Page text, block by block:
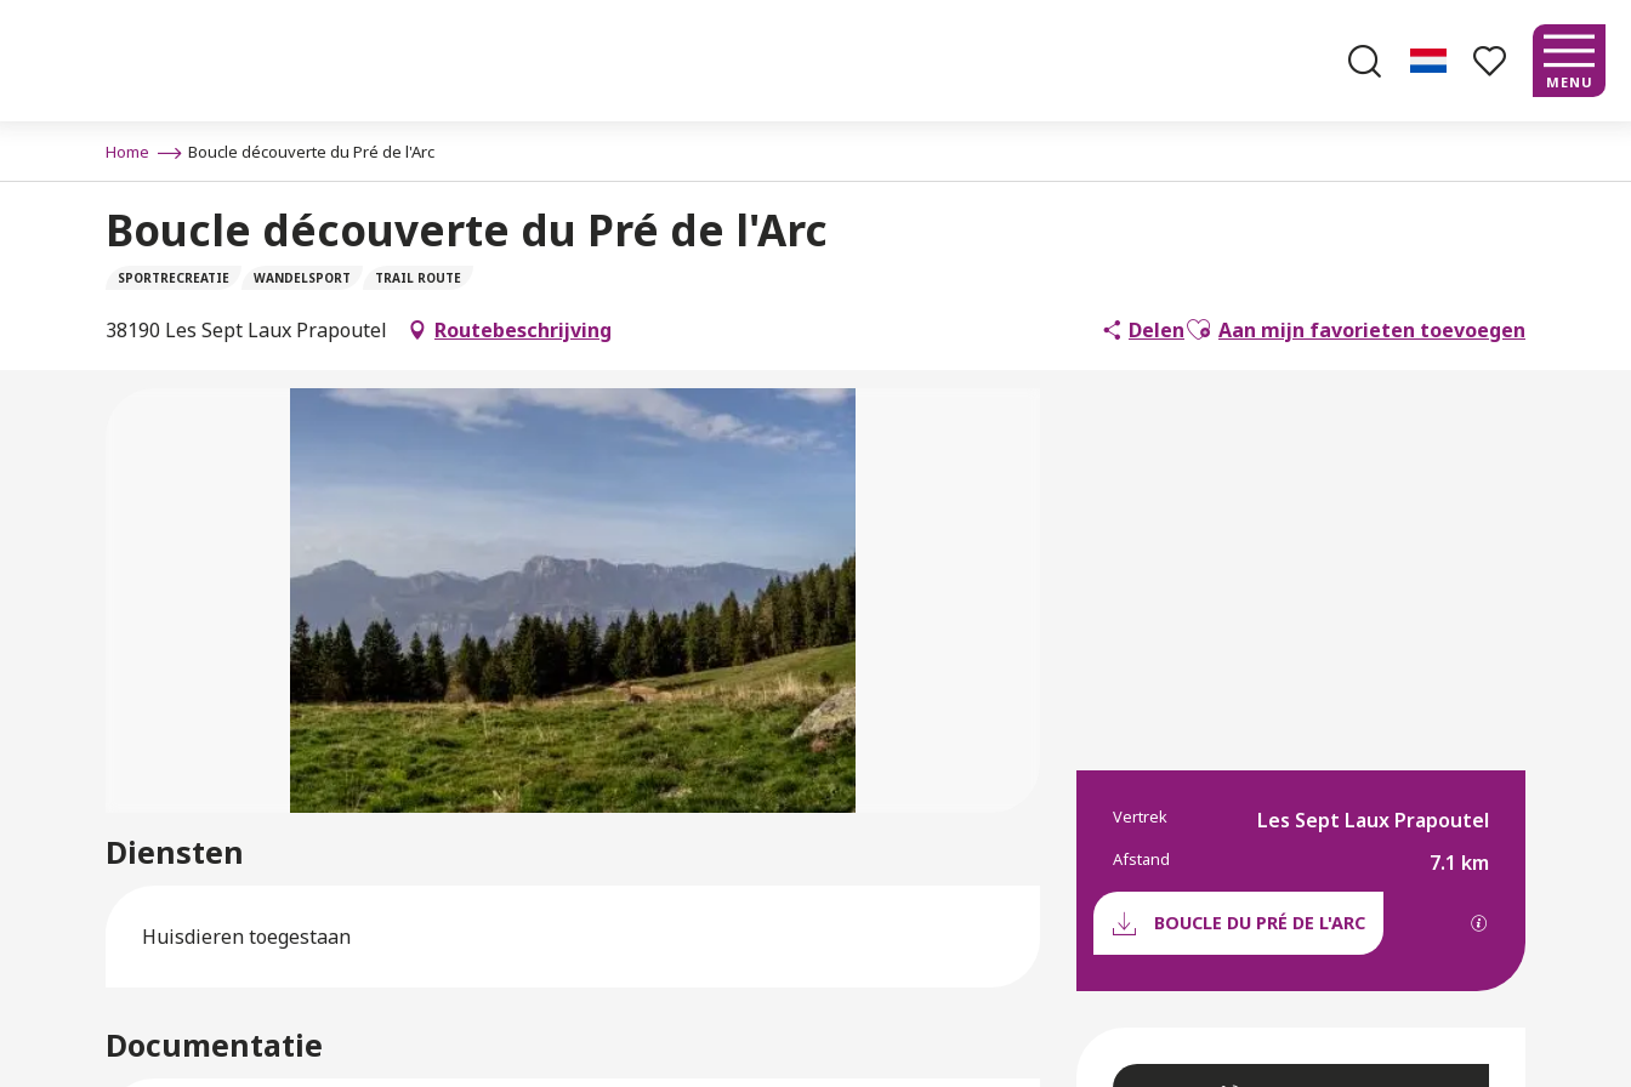
MENU
Home Boucle découverte du Pré de l'Arc
Boucle découverte du Pré de l'Arc
SPORTRECREATIE WANDELSPORT TRAIL ROUTE
38190 Les Sept Laux Prapoutel Routebeschrijving DelenAjouter aux favoris
Aan mijn favorieten toevoegen
Praktische
Vertrek Les Sept Laux Prapoutel
Afstand 7.1 km
Documentatie
BOUCLE DU PRÉ DE L'ARC Met GPX /
Openingstijden en
Diensten
Huisdieren toegestaan
Documentatie